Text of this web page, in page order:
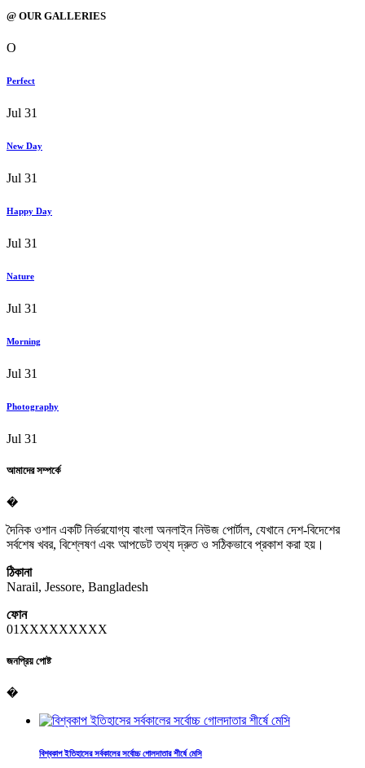
@ OUR GALLERIES
O
Perfect
Jul 31
New Day
Jul 31
Happy Day
Jul 31
Nature
Jul 31
Morning
Jul 31
Photography
Jul 31
আমাদের সম্পর্কে
�
দৈনিক ওশান একটি নির্ভরযোগ্য বাংলা অনলাইন নিউজ পোর্টাল, যেখানে দেশ-বিদেশের
সর্বশেষ খবর, বিশ্লেষণ এবং আপডেট তথ্য দ্রুত ও সঠিকভাবে প্রকাশ করা হয়।
ঠিকানা
Narail, Jessore, Bangladesh
ফোন
01XXXXXXXXX
জনপ্রিয় পোষ্ট
�
বিশ্বকাপ ইতিহাসের সর্বকালের সর্বোচ্চ গোলদাতার শীর্ষে মেসি